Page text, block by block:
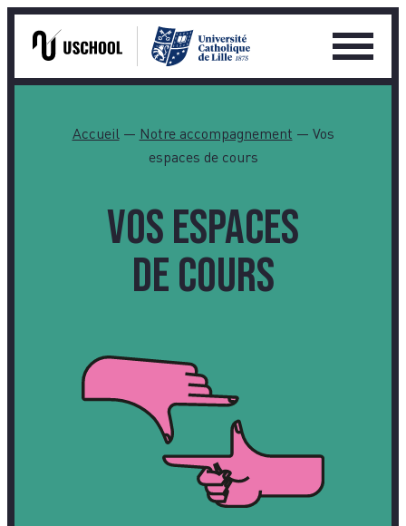
Ouvrir
le
Accueil — Notre accompagnement — Vos
espaces de cours
Vos espaces
de cours